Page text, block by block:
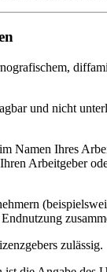
und nicht
Namen Ihres
Arbeitgeber
zulässig.